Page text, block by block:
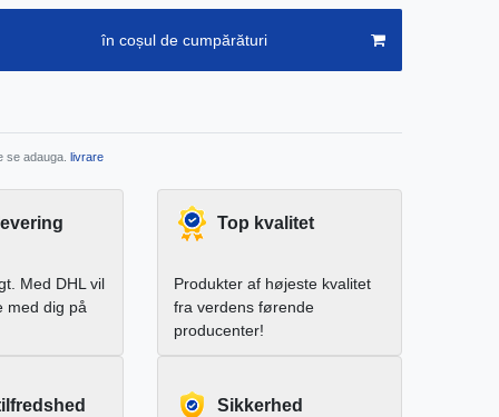
în coșul de cumpărături
se adauga. livrare
Med DHL vil
med dig på
Top kvalitet
Produkter af højeste kvalitet
fra verdens førende
producenter!
Sikkerhed